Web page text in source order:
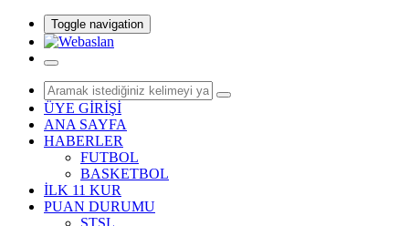
Toggle navigation
ÜYE GİRİŞİ
ANA SAYFA
HABERLER
FUTBOL
BASKETBOL
İLK 11 KUR
PUAN DURUMU
STSL